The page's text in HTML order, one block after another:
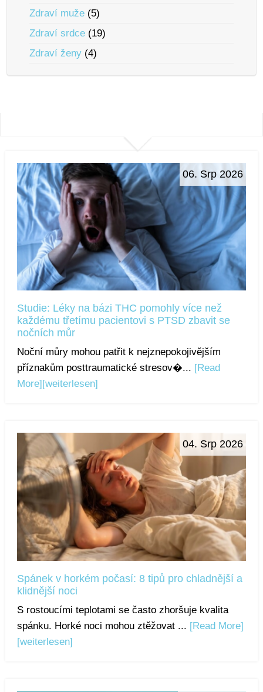
Zdraví muže (5)
Zdraví srdce (19)
Zdraví ženy (4)
06. Srp 2026
Studie: Léky na bázi THC pomohly více než
každému třetímu pacientovi s PTSD zbavit se
nočních můr
Noční můry mohou patřit k nejznepokojivějším
příznakům posttraumatické stresov�... [Read
More] [weiterlesen]
04. Srp 2026
Spánek v horkém počasí: 8 tipů pro chladnější a
klidnější noci
S rostoucími teplotami se často zhoršuje kvalita
spánku. Horké noci mohou ztěžovat ... [Read More]
[weiterlesen]